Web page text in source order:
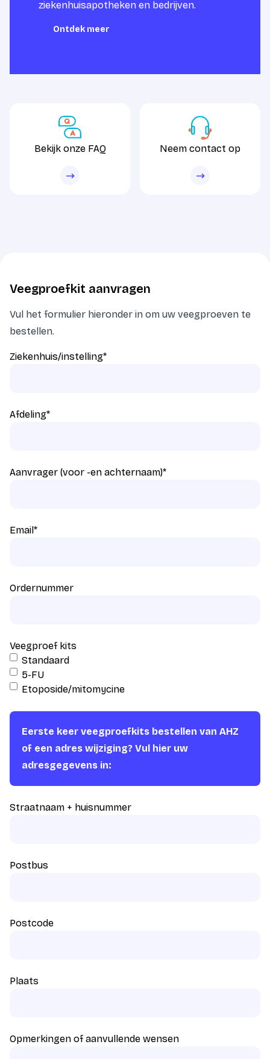
ziekenhuisapotheken en bedrijven.
Ontdek meer
Bekijk onze FAQ Neem contact op
Veegproefkit aanvragen
Vul het formulier hieronder in om uw veegproeven te
bestellen.
Ziekenhuis/instelling*
Afdeling*
Aanvrager (voor -en achternaam)*
Email*
Ordernummer
Veegproef kits
Standaard
5-FU
Etoposide/mitomycine
Eerste keer veegproefkits bestellen van AHZ
of een adres wijziging? Vul hier uw
adresgegevens in:
Straatnaam + huisnummer
Postbus
Postcode
Plaats
Opmerkingen of aanvullende wensen